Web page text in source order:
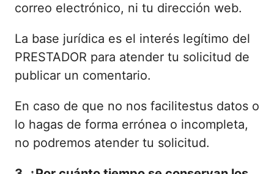
correo electrónico, ni tu dirección web.
La base jurídica es el interés legítimo del
PRESTADOR para atender tu solicitud de
publicar un comentario.
En caso de que no nos facilitestus datos o
lo hagas de forma errónea o incompleta,
no podremos atender tu solicitud.